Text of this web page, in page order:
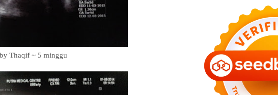
Thaqif ~ 5 minggu